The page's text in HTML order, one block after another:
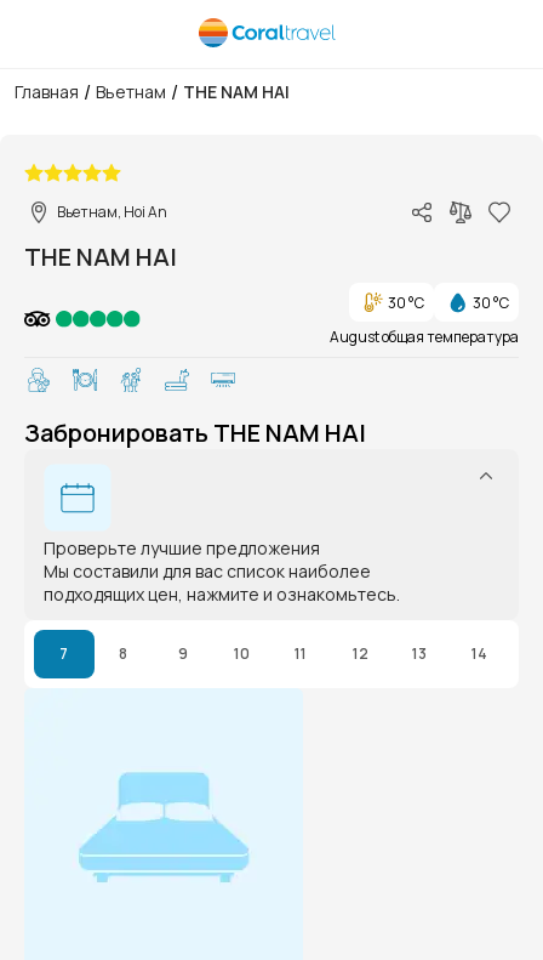
Главная / Вьетнам / THE NAM HAI
Вьетнам, Hoi An
THE NAM HAI
30 °C
30 °C
August общая температура
Забронировать THE NAM HAI
Проверьте лучшие предложения
Мы составили для вас список наиболее
подходящих цен, нажмите и ознакомьтесь.
7 8 9 10 11 12 13 14